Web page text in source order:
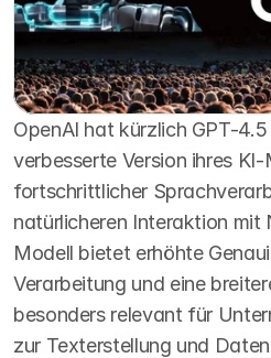
OpenAI hat kürzlich GPT-
verbesserte Version ihres
fortschrittlicher
natürlicheren Interaktion mit
Modell bietet erhöhte
Verarbeitung und eine
besonders relevant für
zur Texterstellung und